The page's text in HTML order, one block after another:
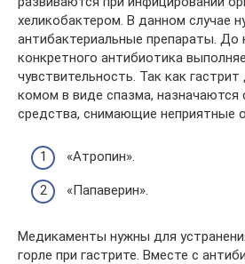
хеликобактером. В данном случае
антибактериальные препараты. До
конкретного антибиотика
чувствительность. Так как
комом в виде спазма, назначаются
средства, снимающие неприятные
«Атропин».
«Папаверин».
Медикаменты нужны для
горле при гастрите. Вместе с